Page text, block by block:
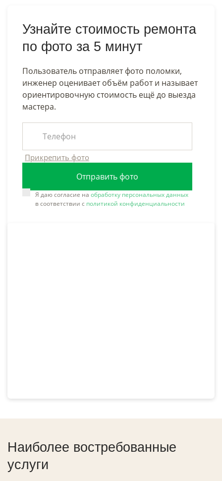
Узнайте стоимость ремонта
по фото за 5 минут
Пользователь отправляет фото поломки,
инженер оценивает объём работ и называет
ориентировочную стоимость ещё до выезда
мастера.
Прикрепить фото
Отправить фото
Я даю согласие на обработку персональных данных
в соответствии с политикой конфиденциальности
Наиболее востребованные
услуги